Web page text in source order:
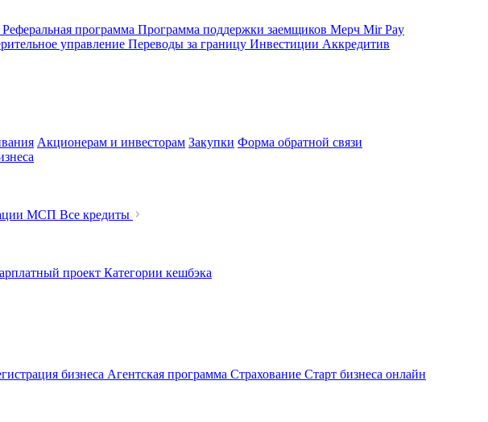
Реферальная программа Программа поддержки заемщиков Мерч Mir Pay
управление Переводы за границу Инвестиции Аккредитив
Акционерам и инвесторам Закупки Форма обратной связи
МСП Все кредиты
проект Категории кешбэка
бизнеса Агентская программа Страхование Старт бизнеса онлайн